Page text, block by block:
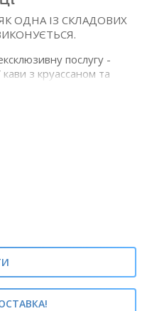
ОДНА ІЗ СКЛАДОВИХ
послугу -
кави з круассаном та
в чашці, на блюдці
а весь посуд